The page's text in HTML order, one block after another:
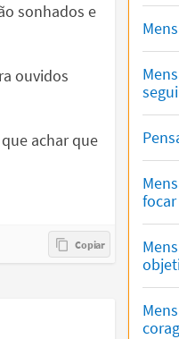
sonhados e
ouvidos
achar que